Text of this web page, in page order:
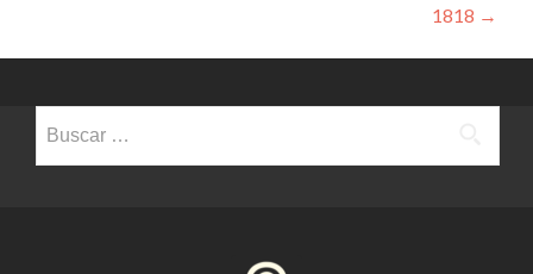
entradas
1818 →